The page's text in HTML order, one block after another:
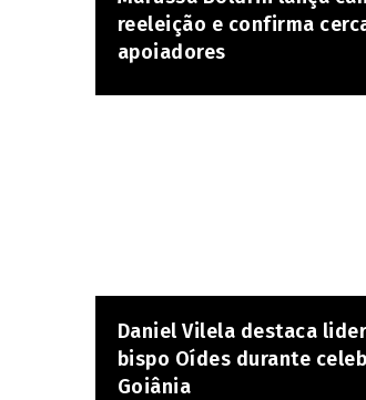
reeleição e confirma
apoiadores
Daniel Vilela destaca
bispo Oídes durante
Goiânia